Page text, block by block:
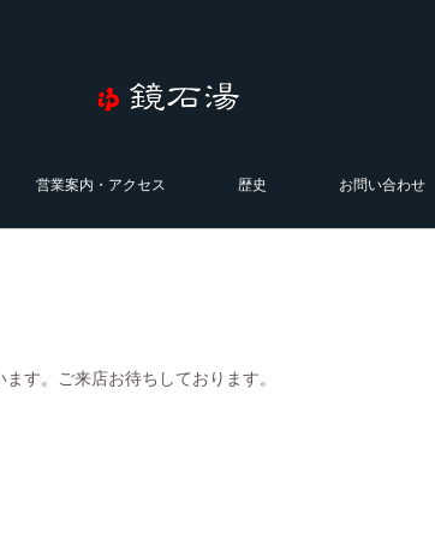
営業案内・アクセス 歴史 お問い合わせ
す。ご来店お待ちしております。